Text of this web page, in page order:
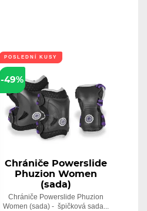
POSLEDNÍ KUSY
-49%
Chrániče Powerslide
Phuzion Women
(sada)
Chrániče Powerslide Phuzion
Women (sada) - špičková sada...